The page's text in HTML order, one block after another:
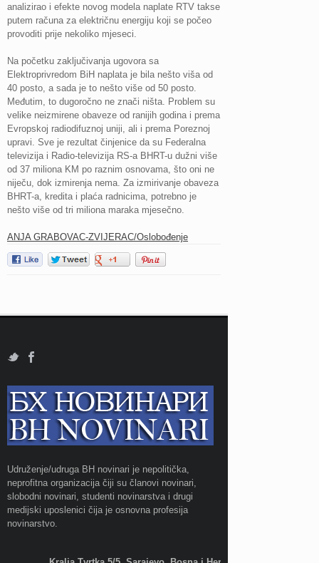
analizirao i efekte novog modela naplate RTV takse
putem računa za električnu energiju koji se počeo
provoditi prije nekoliko mjeseci.
Na početku zaključivanja ugovora sa
Elektroprivredom BiH naplata je bila nešto viša od
40 posto, a sada je to nešto više od 50 posto.
Međutim, to dugoročno ne znači ništa. Problem su
velike neizmirene obaveze od ranijih godina i prema
Evropskoj radiodifuznoj uniji, ali i prema Poreznoj
upravi. Sve je rezultat činjenice da su Federalna
televizija i Radio-televizija RS-a BHRT-u dužni više
od 37 miliona KM po raznim osnovama, što oni ne
niječu, dok izmirenja nema. Za izmirivanje obaveza
BHRT-a, kredita i plaća radnicima, potrebno je
nešto više od tri miliona maraka mjesečno.
ANJA GRABOVAC-ZVIJERAC/Oslobođenje
Udruženje/udruga BH novinari je nepolitička,
neprofitna organizacija čiji su članovi novinari,
slobodni novinari, studenti novinarstva i drugi
medijski uposlenici čija je osnovna profesija
novinarstvo.